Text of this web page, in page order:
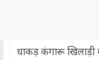
धाकड़ कंगारू